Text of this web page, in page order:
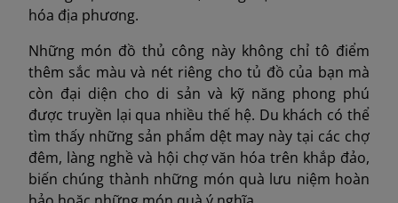
hóa địa phương.
Những món đồ thủ công này không chỉ tô điểm
thêm sắc màu và nét riêng cho tủ đồ của bạn mà
còn đại diện cho di sản và kỹ năng phong phú
được truyền lại qua nhiều thế hệ. Du khách có thể
tìm thấy những sản phẩm dệt may này tại các chợ
đêm, làng nghề và hội chợ văn hóa trên khắp đảo,
biến chúng thành những món quà lưu niệm hoàn